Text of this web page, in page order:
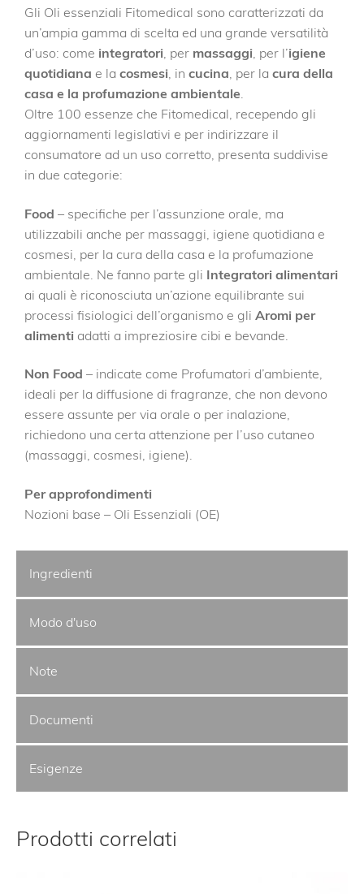
Gli Oli essenziali Fitomedical sono caratterizzati da
un’ampia gamma di scelta ed una grande versatilità
d’uso: come integratori , per massaggi , per l’igiene
quotidiana e la cosmesi , in cucina , per la cura della
casa e la profumazione ambientale
Oltre 100 essenze che Fitomedical, recependo gli
aggiornamenti legislativi e per indirizzare il
consumatore ad un uso corretto, presenta suddivise
in due categorie:
Food – specifiche per l’assunzione orale, ma
utilizzabili anche per massaggi, igiene quotidiana e
cosmesi, per la cura della casa e la profumazione
ambientale. Ne fanno parte gli Integratori alimentari
ai quali è riconosciuta un’azione equilibrante sui
processi fisiologici dell’organismo e gli Aromi per
alimenti adatti a impreziosire cibi e bevande.
Non Food – indicate come Profumatori d’ambiente,
ideali per la diffusione di fragranze, che non devono
essere assunte per via orale o per inalazione,
richiedono una certa attenzione per l’uso cutaneo
(massaggi, cosmesi, igiene).
Per approfondimenti
Nozioni base – Oli Essenziali (OE)
Ingredienti
Modo d'uso
Note
Documenti
Esigenze
Prodotti correlati